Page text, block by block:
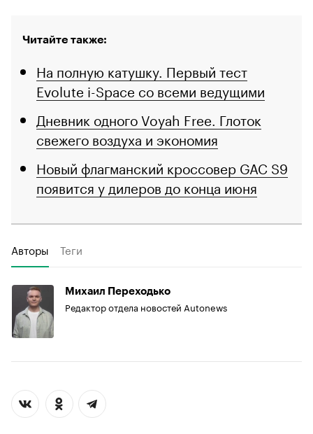
Читайте также:
На полную катушку. Первый тест
Evolute i-Space со всеми ведущими
Дневник одного Voyah Free. Глоток
свежего воздуха и экономия
Новый флагманский кроссовер GAC S9
появится у дилеров до конца июня
Авторы Теги
Михаил Переходько
Редактор отдела новостей Autonews